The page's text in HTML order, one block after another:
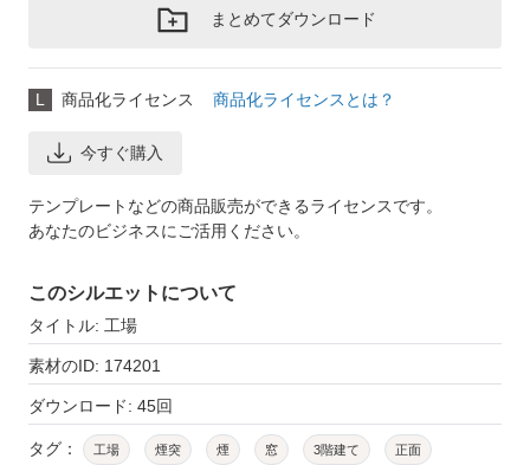
まとめてダウンロード
L 商品化ライセンス 商品化ライセンスとは？
今すぐ購入
テンプレートなどの商品販売ができるライセンスです。
あなたのビジネスにご活用ください。
このシルエットについて
タイトル: 工場
素材のID: 174201
ダウンロード: 45回
タグ： 工場 煙突 煙 窓 3階建て 正面